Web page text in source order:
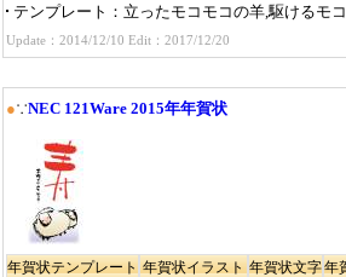
テンプレート
立ったモコモコの羊,駆けるモ
Update：2014/12/10 Edit：2017/12/20
●∵NEC 121Ware 2015年年賀状
年賀状テンプレート 年賀状イラスト 年賀状文字年